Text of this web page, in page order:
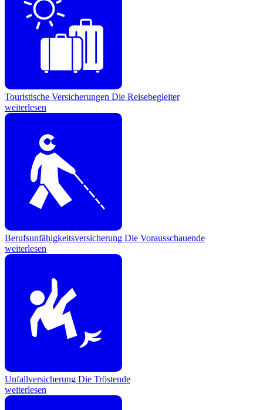
Touristische Versicherungen Die Reisebegleiter
weiterlesen
Berufsunfähigkeitsversicherung Die Vorausschauende
weiterlesen
Unfallversicherung Die Tröstende
weiterlesen